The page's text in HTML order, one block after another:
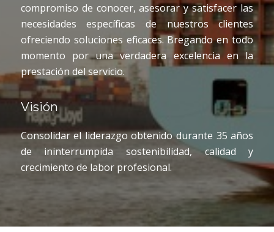
compromiso de conocer, asesorar y satisfacer las
necesidades específicas de nuestros clientes
ofreciendo soluciones eficaces. Bregando en todo
momento por una verdadera excelencia en la
prestación del servicio.
Visión
Consolidar el liderazgo obtenido durante 35 años
de ininterrumpida sostenibilidad, calidad y
crecimiento de labor profesional.